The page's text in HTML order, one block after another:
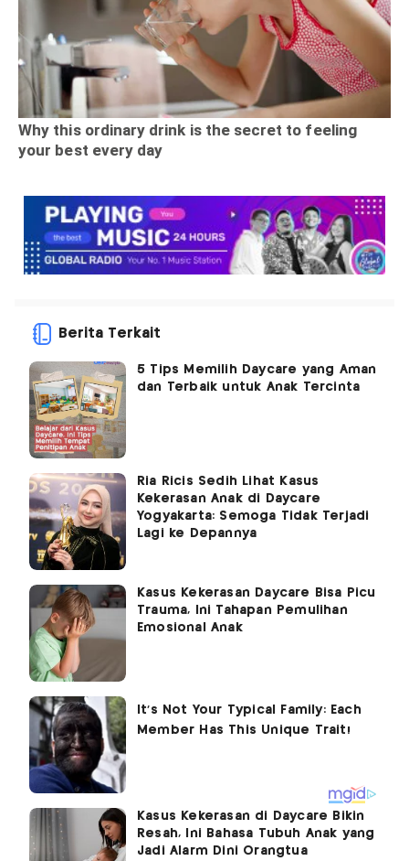
Berita Terkait
5 Tips Memilih Daycare yang Aman
dan Terbaik untuk Anak Tercinta
Ria Ricis Sedih Lihat Kasus
Kekerasan Anak di Daycare
Yogyakarta: Semoga Tidak Terjadi
Lagi ke Depannya
Kasus Kekerasan Daycare Bisa Picu
Trauma, Ini Tahapan Pemulihan
Emosional Anak
Kasus Kekerasan di Daycare Bikin
Resah, Ini Bahasa Tubuh Anak yang
Jadi Alarm Dini Orangtua